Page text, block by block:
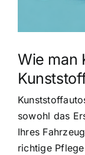
Wie man
sowohl das
Ihres
richtige